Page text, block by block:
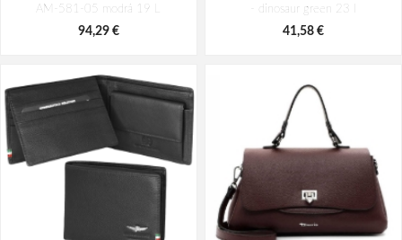
49,10 €
AM-581-05 modrá 19 L
94,29 €
- dinosaur green 23 l
41,58 €